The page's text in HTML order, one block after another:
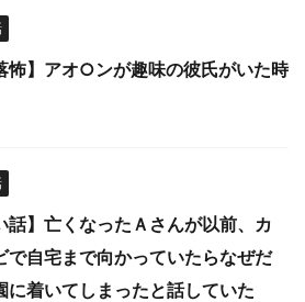
怖】アオ○ンが趣味の彼氏がいた時
話】亡くなったＡさんが以前、カ
で自宅まで向かっていたらなぜだ
に着いてしまったと話していた